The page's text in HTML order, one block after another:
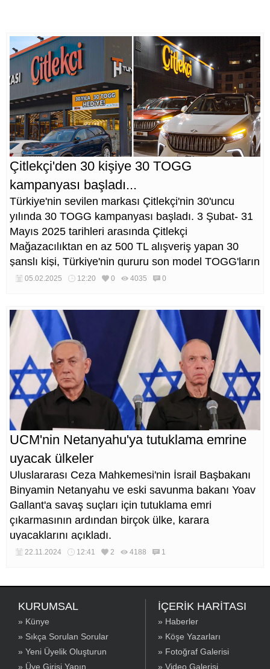
Çitlekçi'den 30 kişiye 30 TOGG
kampanyası başladı...
Türkiye'nin sevilen markası Çitlekçi'nin 30'uncu
yılında 30 TOGG kampanyası başladı. 3 Şubat- 31
Mayıs 2025 tarihleri arasında Çitlekçi
Mağazacılıktan en az 500 TL alışveriş yapan 30
şanslı kişi, Türkiye'nin gururu son model TOGG'ların
sahibi olma fırsatı yakalayacak.
05.02.2025 12:20 0 4035 0
UCM'nin Netanyahu'ya tutuklama emrine
uyacak ülkeler
Uluslararası Ceza Mahkemesi'nin İsrail Başbakanı
Binyamin Netanyahu ve eski savunma bakanı Yoav
Gallant'a savaş suçları için tutuklama emri
çıkarmasının ardından birçok ülke, karara
uyacaklarını açıkladı.
22.11.2024 12:41 2 4188 1
KURUMSAL
» Künye
» Sıkça Sorulan Sorular
» Yeni Üyelik Oluşturun
» Üye Girişi Yapın
İÇERİK HARİTASI
» Haberler
» Köşe Yazarları
» Fotoğraf Galerisi
» Video Galerisi